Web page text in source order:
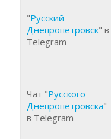
"Русский
Днепропетровск" в
Telegram
Чат "Русского
Днепропетровска"
в Telegram